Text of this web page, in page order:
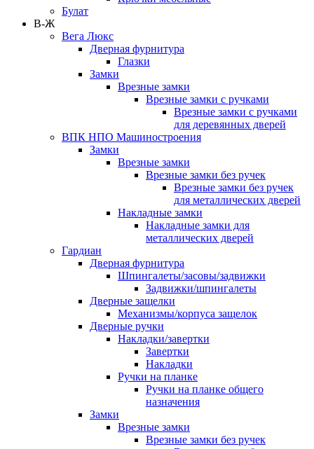
Булат
В-Ж
Вега Люкс
Дверная фурнитура
Глазки
Замки
Врезные замки
Врезные замки с ручками
Врезные замки с ручками
для деревянных дверей
ВПК НПО Машиностроения
Замки
Врезные замки
Врезные замки без ручек
Врезные замки без ручек
для металлических дверей
Накладные замки
Накладные замки для
металлических дверей
Гардиан
Дверная фурнитура
Шпингалеты/засовы/задвижки
Задвижки/шпингалеты
Дверные защелки
Механизмы/корпуса защелок
Дверные ручки
Накладки/завертки
Завертки
Накладки
Ручки на планке
Ручки на планке общего
назначения
Замки
Врезные замки
Врезные замки без ручек